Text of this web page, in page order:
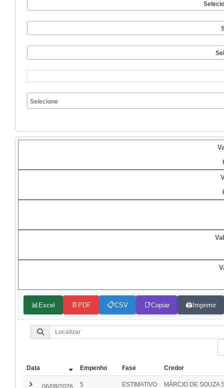
📊 Excel 📄 PDF 📋CSV 📑Copiar 🖨️Imprimir
Data Empenho Fase Credor
keyboard_arrow_right 06/08/2026 5 ESTIMATIVO MÁRCIO DE SOUZA